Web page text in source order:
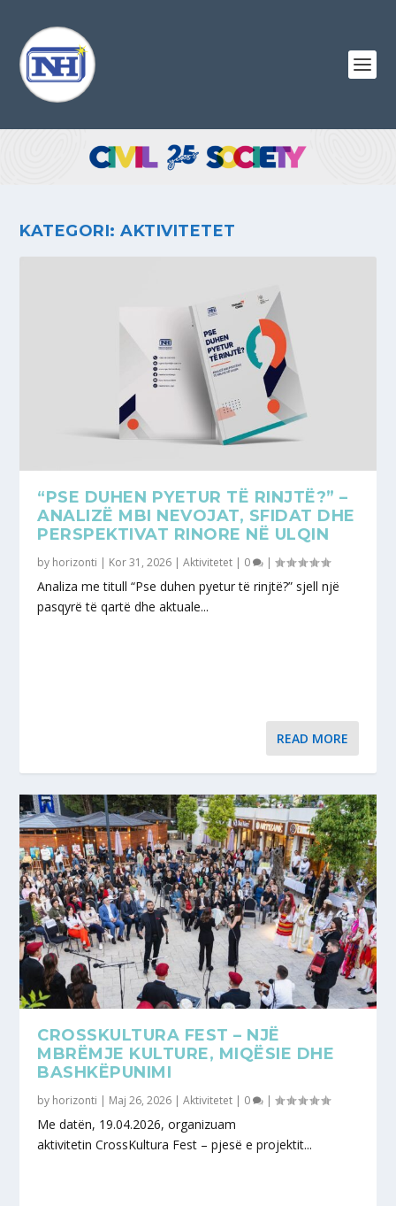
KATEGORI:AKTIVITETET
“PSE DUHEN PYETUR TË RINJTË?” –
ANALIZË MBI NEVOJAT, SFIDAT DHE
PERSPEKTIVAT RINORE NË ULQIN
by horizonti | Kor 31, 2026 |Aktivitetet | 0 |
Analiza me titull “Pse duhen pyetur të rinjtë?” sjell një
pasqyrë të qartë dhe aktuale...
READ MORE
CROSSKULTURA FEST – NJË
MBRËMJE KULTURE, MIQËSIE DHE
BASHKËPUNIMI
by horizonti | Maj 26, 2026 |Aktivitetet | 0 |
Me datën, 19.04.2026, organizuam
aktivitetin CrossKultura Fest – pjesë e projektit...